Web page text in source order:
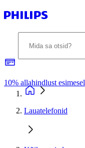
10% allahindlust
Lauatelefonid